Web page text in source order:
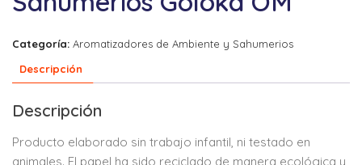
Categoría: Aromatizadores de Ambiente y Sahumerios
Descripción
Descripción
Producto elaborado sin trabajo infantil, ni testado en
animales. El papel ha sido reciclado de manera ecológica y